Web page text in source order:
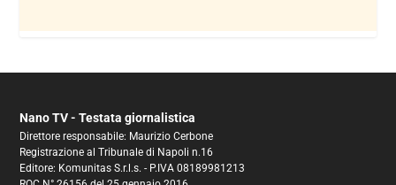
Nano TV - Testata giornalistica
Direttore responsabile: Maurizio Cerbone
Registrazione al Tribunale di Napoli n.16
Editore: Komunitas S.r.l.s. - P.IVA 08189981213